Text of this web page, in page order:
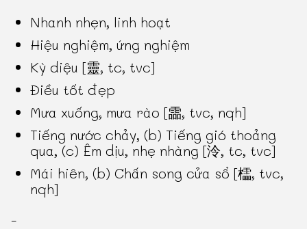
Nhanh nhẹn, linh hoạt
Hiệu nghiệm, ứng nghiệm
Kỳ diệu [靈, tc, tvc]
Điều tốt đẹp
Mưa xuống, mưa rào [霝, tvc, nqh]
Tiếng nước chảy, (b) Tiếng gió thoảng
qua, (c) Êm dịu, nhẹ nhàng [泠, tc, tvc]
Mái hiên, (b) Chấn song cửa sổ [櫺, tvc,
nqh]
-